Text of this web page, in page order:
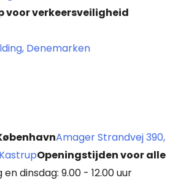
voor verkeersveiligheid
Denemarken
Amager Strandvej 390,
Openingstijden voor alle
en dinsdag: 9.00 - 12.00 uur